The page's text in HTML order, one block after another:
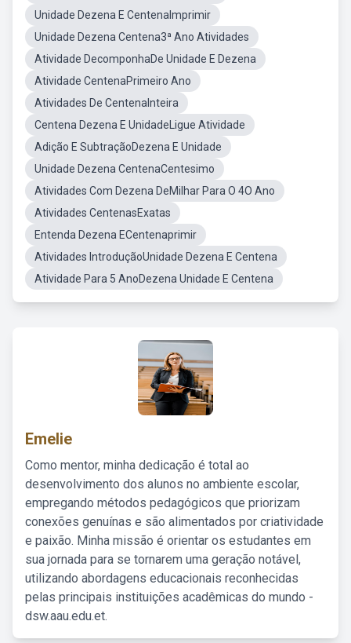
Unidade Dezena E CentenaImprimir
Unidade Dezena Centena3ª Ano Atividades
Atividade DecomponhaDe Unidade E Dezena
Atividade CentenaPrimeiro Ano
Atividades De CentenaInteira
Centena Dezena E UnidadeLigue Atividade
Adição E SubtraçãoDezena E Unidade
Unidade Dezena CentenaCentesimo
Atividades Com Dezena DeMilhar Para O 4O Ano
Atividades CentenasExatas
Entenda Dezena ECentenaprimir
Atividades IntroduçãoUnidade Dezena E Centena
Atividade Para 5 AnoDezena Unidade E Centena
Emelie
Como mentor, minha dedicação é total ao
desenvolvimento dos alunos no ambiente escolar,
empregando métodos pedagógicos que priorizam
conexões genuínas e são alimentados por criatividade
e paixão. Minha missão é orientar os estudantes em
sua jornada para se tornarem uma geração notável,
utilizando abordagens educacionais reconhecidas
pelas principais instituições acadêmicas do mundo -
dsw.aau.edu.et.